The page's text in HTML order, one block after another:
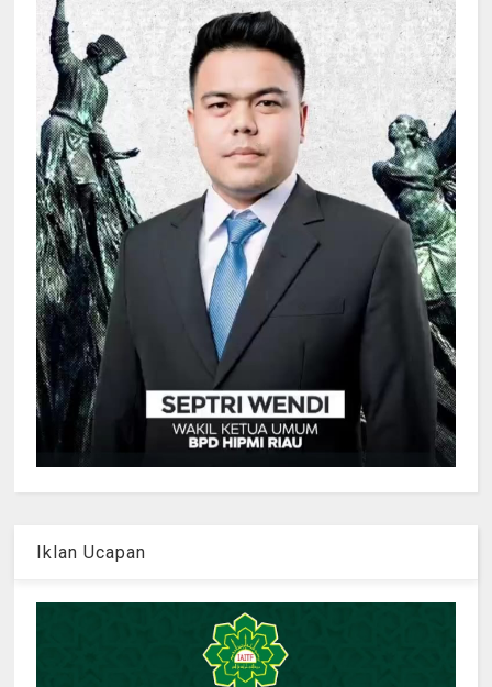
Iklan Ucapan